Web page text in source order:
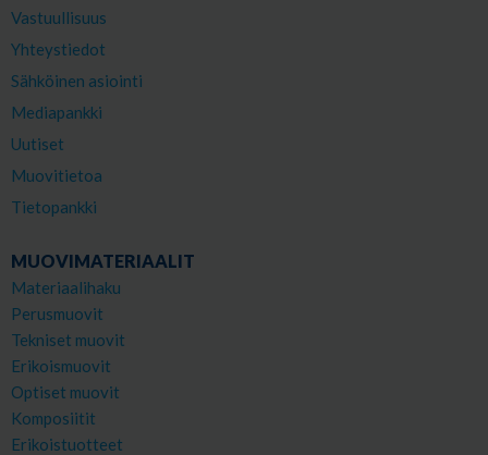
Vastuullisuus
Yhteystiedot
Sähköinen asiointi
Mediapankki
Uutiset
Muovitietoa
Tietopankki
MUOVIMATERIAALIT
Materiaalihaku
Perusmuovit
Tekniset muovit
Erikoismuovit
Optiset muovit
Komposiitit
Erikoistuotteet